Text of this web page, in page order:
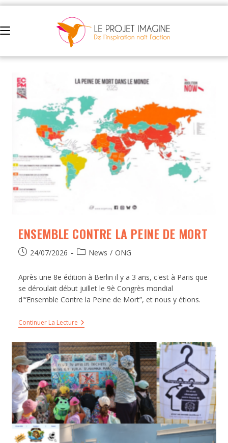
ENSEMBLE CONTRE LA PEINE DE MORT
24/07/2026 News / ONG
Après une 8e édition à Berlin il y a 3 ans, c'est à Paris que
se déroulait début juillet le 9è Congrès mondial
d'“Ensemble Contre la Peine de Mort”, et nous y étions.
Continuer La Lecture